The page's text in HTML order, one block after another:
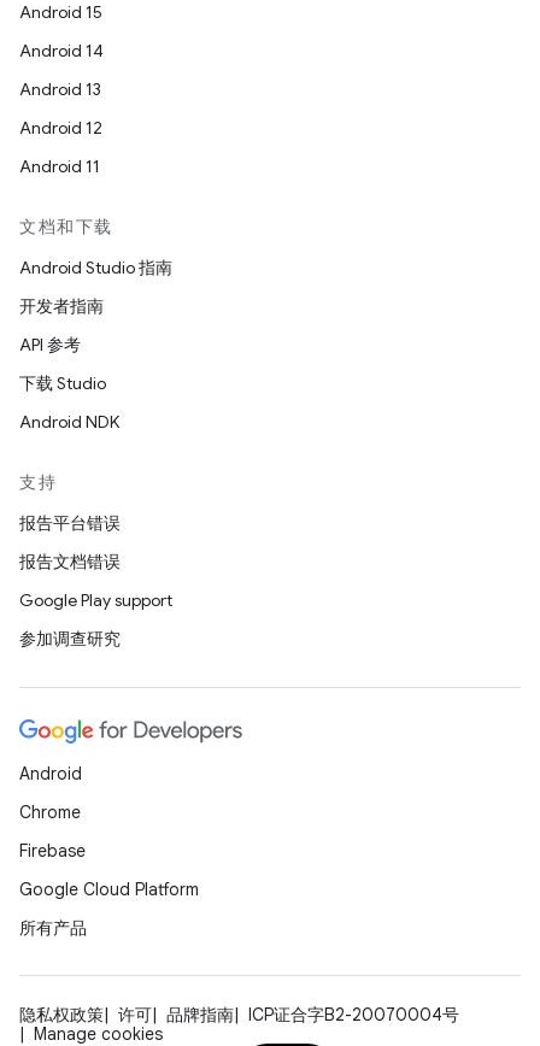
Android 15
Android 14
Android 13
Android 12
Android 11
文档和下载
Android Studio 指南
开发者指南
API 参考
下载 Studio
Android NDK
支持
报告平台错误
报告文档错误
Google Play support
参加调查研究
Android
Chrome
Firebase
Google Cloud Platform
所有产品
隐私权政策 许可 品牌指南
ICP证合字B2-20070004号
Manage cookies